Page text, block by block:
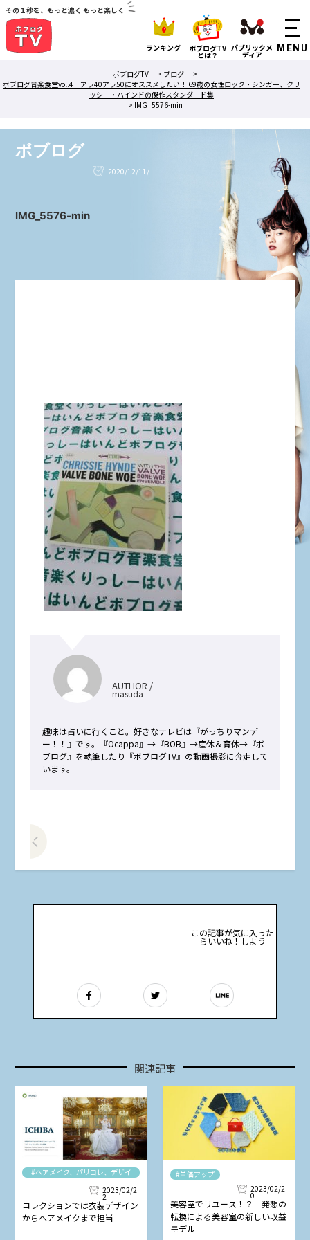
その１秒を、もっと濃く もっと楽しく
ランキング ボブログTV
とは？
パブリックメ
ディア
ボブログTV
> ブログ
>
ボブログ音楽食堂vol.4 アラ40アラ50にオススメしたい！ 69歳の女性ロック・シンガー、クリ
ッシー・ハインドの傑作スタンダード集
> IMG_5576-min
ボブログ
2020/12/11/
IMG_5576-min
AUTHOR /
masuda
趣味は占いに行くこと。好きなテレビは『がっちりマンデ
ー！！』です。『Ocappa』→『BOB』→産休＆育休→『ボ
ブログ』を執筆したり『ボブログTV』の動画撮影に奔走して
います。
この記事が気に入った
らいいね！しよう
関連記事
#ヘアメイク、パリコレ、デザイ
ナー
2023/02/2
2
コレクションでは衣装デザイン
からヘアメイクまで担当
#単価アップ
2023/02/2
0
美容室でリユース！？ 発想の
転換による美容室の新しい収益
モデル